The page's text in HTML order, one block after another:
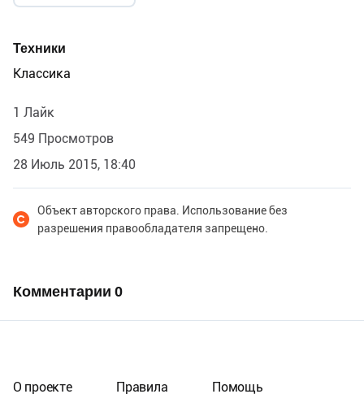
Техники
Классика
1 Лайк
549 Просмотров
28 Июль 2015, 18:40
Объект авторского права. Использование без
разрешения правообладателя запрещено.
Комментарии 0
О проекте Правила Помощь